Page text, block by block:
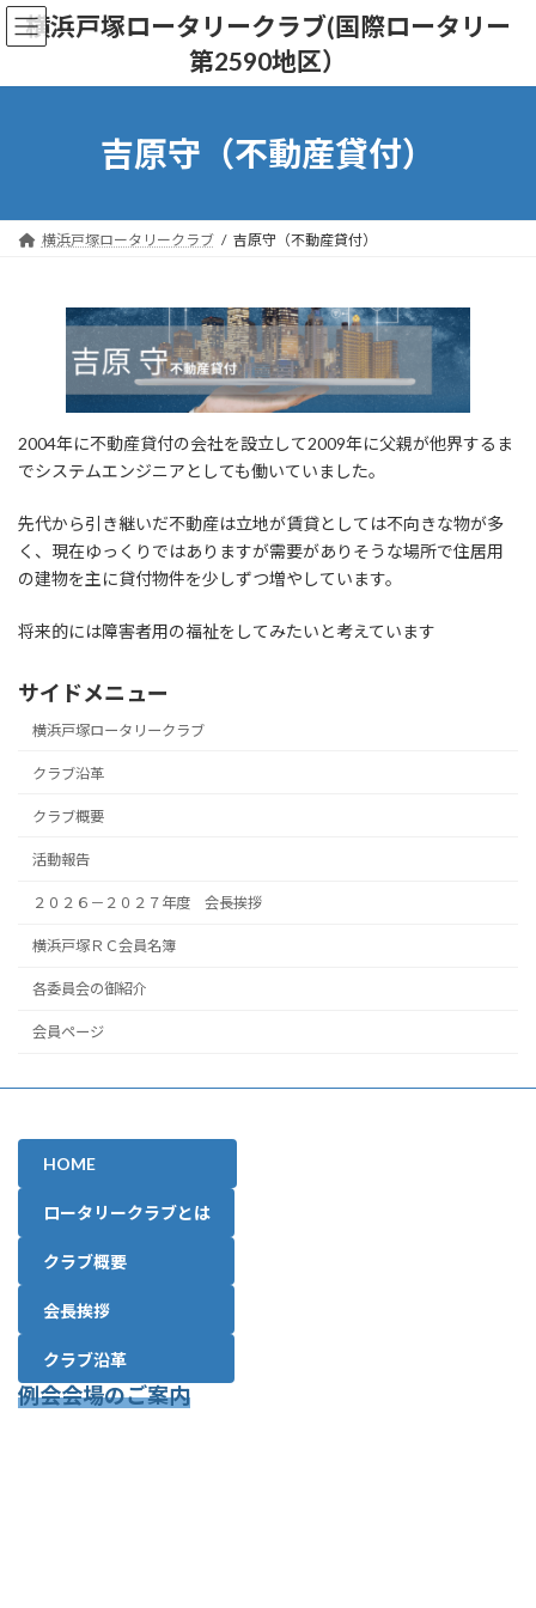
コ
ン
ン
プ
ナ
ビ
ー
動
横浜戸塚ロータリークラブ(国際ロータリー
第2590地区）
吉原守（不動産貸付）
横浜戸塚ロータリークラブ 吉原守（不動産貸付）
2004年に不動産貸付の会社を設立して2009年に父親が他界するま
でシステムエンジニアとしても働いていました。
先代から引き継いだ不動産は立地が賃貸としては不向きな物が多
く、現在ゆっくりではありますが需要がありそうな場所で住居用
の建物を主に貸付物件を少しずつ増やしています。
将来的には障害者用の福祉をしてみたいと考えています
サイドメニュー
横浜戸塚ロータリークラブ
クラブ沿革
クラブ概要
活動報告
２０２６－２０２７年度 会長挨拶
横浜戸塚ＲＣ会員名簿
各委員会の御紹介
会員ページ
HOME
ロータリークラブとは
クラブ概要
会長挨拶
クラブ沿革
例会会場のご案内